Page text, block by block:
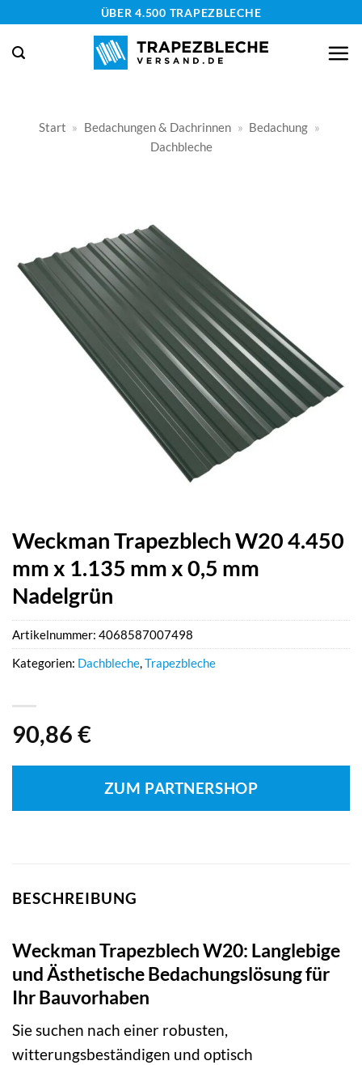
springen
ÜBER 4.500 TRAPEZBLECHE
Start » Bedachungen & Dachrinnen » Bedachung »
Dachbleche
Weckman Trapezblech W20 4.450
mm x 1.135 mm x 0,5 mm
Nadelgrün
90,86 €
ZUM PARTNERSHOP
Artikelnummer: 4068587007498
Kategorien: Dachbleche,Trapezbleche
BESCHREIBUNG
Weckman Trapezblech W20: Langlebige
und Ästhetische Bedachungslösung für
Ihr Bauvorhaben
Sie suchen nach einer robusten,
witterungsbeständigen und optisch